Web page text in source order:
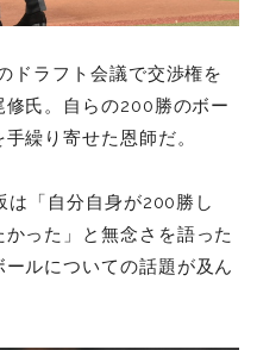
ドラフト会議で交渉権を
氏。自らの200勝のボー
繰り寄せた恩師だ。
は「自分自身が200勝し
った」と無念さを語った
ルについての話題が及ん